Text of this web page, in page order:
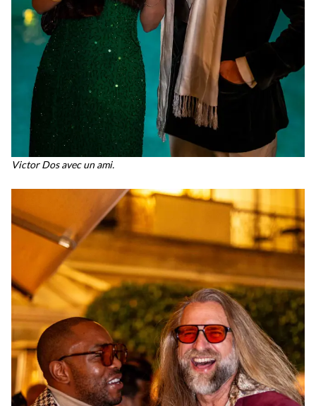
Victor Dos avec un ami.